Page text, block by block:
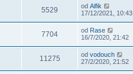
5529 od Alfik
17/12/2021, 10:43
7704 od Rase
16/7/2020, 21:42
11275 od vodouch
27/2/2020, 21:52